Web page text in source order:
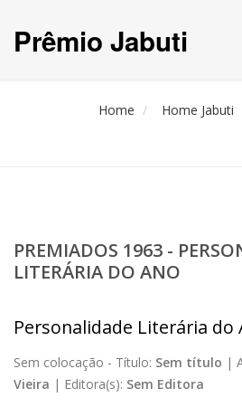
Prêmio Jabuti
Home Home Jabuti
PREMIADOS 1963 -
LITERÁRIA DO ANO
Personalidade Literária do
Sem colocação - Título: Sem título |
Vieira | Editora(s): Sem Editora